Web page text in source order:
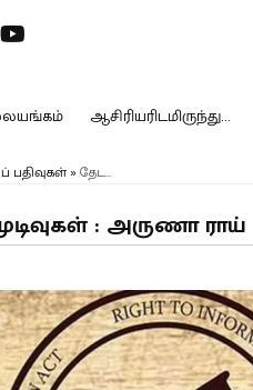
ஆசிரியரிடமிருந்து...
» தேட...
: அருணா ராய்